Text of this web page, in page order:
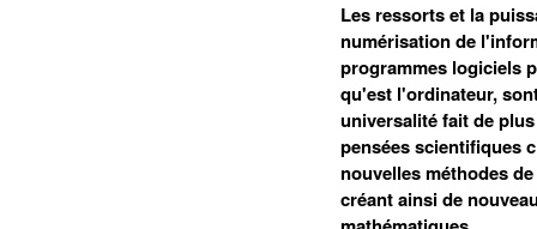
Les ressorts et la
numérisation de
programmes logiciels
qu'est l'ordinateur,
universalité fait de
pensées scientifiques
nouvelles méthodes
créant ainsi de